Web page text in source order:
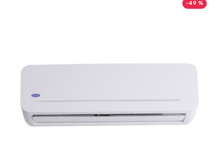
-49 %